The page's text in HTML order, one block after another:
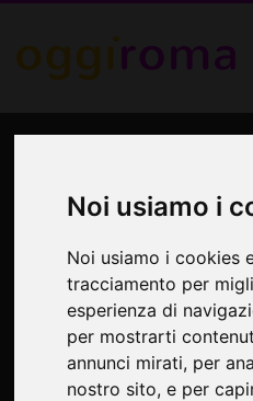
Noi usiamo i
Noi usiamo i cookies
tracciamento per
esperienza di
per mostrarti
annunci mirati, per
nostro sito, e per
La bisbetica
L’Argentina ospita la prima